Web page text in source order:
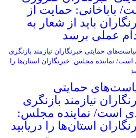
باباخانی: حمایت از
باید از شعار به
عملی برسد
حمایتی
نیازمند بازنگری
است/ نماینده مجلس:
استان‌ها را دریابید